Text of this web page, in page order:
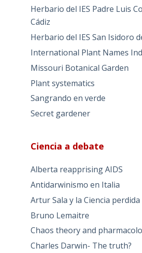
Herbario del IES Padre Luis
Cádiz
Herbario del IES San Isidoro
International Plant Names
Missouri Botanical Garden
Plant systematics
Sangrando en verde
Secret gardener
Ciencia a debate
Alberta reapprising AIDS
Antidarwinismo en Italia
Artur Sala y la Ciencia perdida
Bruno Lemaitre
Chaos theory and
Charles Darwin- The truth?